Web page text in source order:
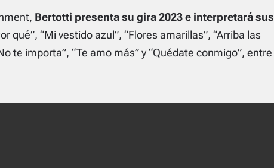
Bertotti presenta su gira 2023 e interpretará sus
qué”, “Mi vestido azul”, “Flores amarillas”, “Arriba las
te importa”, “Te amo más” y “Quédate conmigo”, entre